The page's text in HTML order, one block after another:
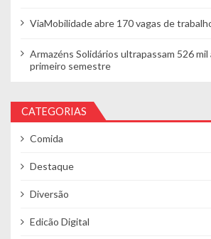
ViaMobilidade abre 170 vagas de
Armazéns Solidários ultrapassam 526
primeiro semestre
CATEGORIAS
Comida
Destaque
Diversão
Edicão Digital